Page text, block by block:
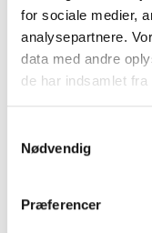
for sociale medier,
analysepartnere.
data med andre
de har indsamlet
Nødvendig
Præferencer